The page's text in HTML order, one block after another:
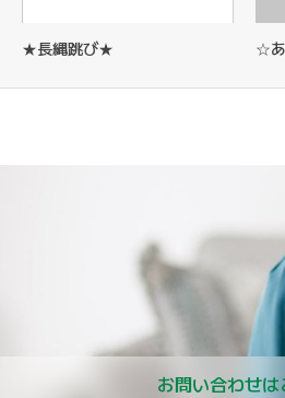
★長縄跳び★ ☆
お問い合わせは